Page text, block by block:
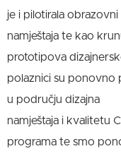
je i pilotirala
namještaja te kao
prototipova
polaznici su ponovno
u području dizajna
namještaja i kvalitetu
programa te smo